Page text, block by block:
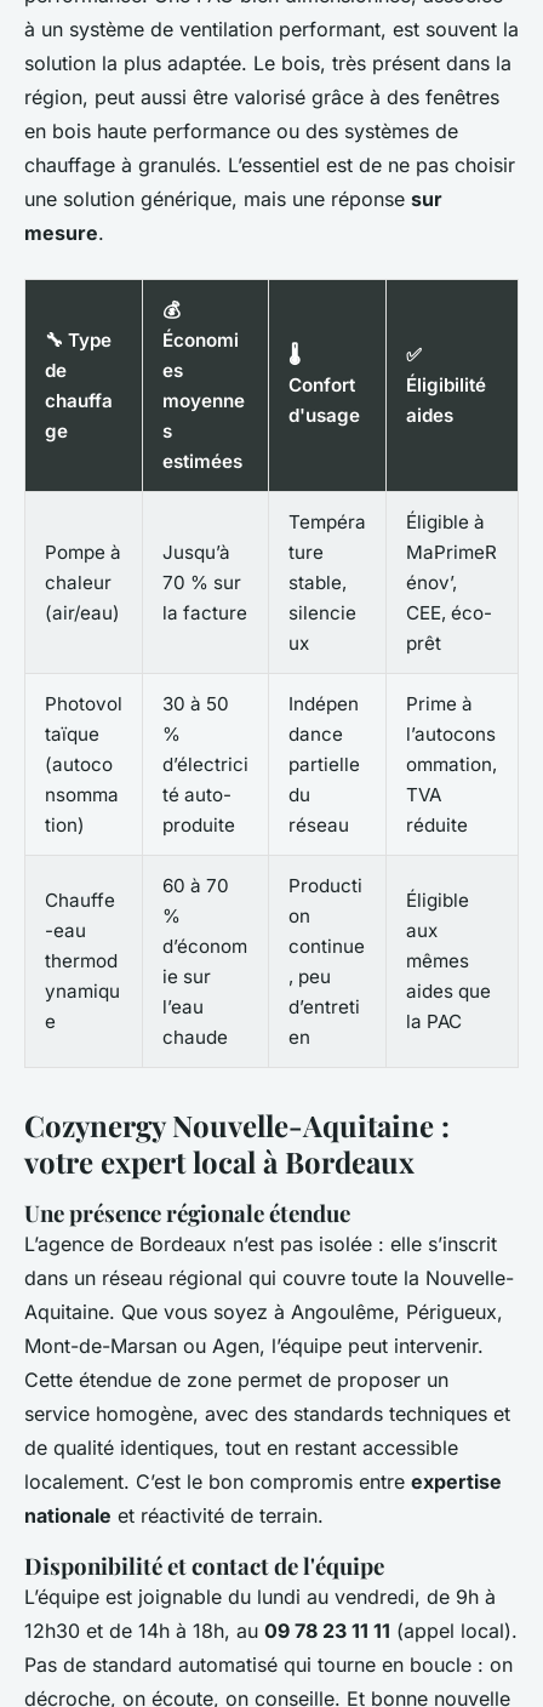
à un système de ventilation performant, est souvent la
solution la plus adaptée. Le bois, très présent dans la
région, peut aussi être valorisé grâce à des fenêtres
en bois haute performance ou des systèmes de
chauffage à granulés. L’essentiel est de ne pas choisir
une solution générique, mais une réponse sur
mesure.
🔧 Type
de
chauffa
ge
💰
Économi
es
moyenne
s
estimées
🌡️
Confort
d'usage
✅
Éligibilité
aides
Pompe à
chaleur
(air/eau)
Jusqu’à
70 % sur
la facture
Tempéra
ture
stable,
silencie
ux
Éligible à
MaPrimeR
énov’,
CEE, éco-
prêt
Photovol
taïque
(autoco
nsomma
tion)
30 à 50
%
d’électrici
té auto-
produite
Indépen
dance
partielle
du
réseau
Prime à
l’autocons
ommation,
TVA
réduite
Chauffe
-eau
thermod
ynamiqu
e
60 à 70
%
d’économ
ie sur
l’eau
chaude
Producti
on
continue
, peu
d’entreti
en
Éligible
aux
mêmes
aides que
la PAC
Cozynergy Nouvelle-Aquitaine :
votre expert local à Bordeaux
Une présence régionale étendue
L’agence de Bordeaux n’est pas isolée : elle s’inscrit
dans un réseau régional qui couvre toute la Nouvelle-
Aquitaine. Que vous soyez à Angoulême, Périgueux,
Mont-de-Marsan ou Agen, l’équipe peut intervenir.
Cette étendue de zone permet de proposer un
service homogène, avec des standards techniques et
de qualité identiques, tout en restant accessible
localement. C’est le bon compromis entre expertise
nationale et réactivité de terrain.
Disponibilité et contact de l'équipe
L’équipe est joignable du lundi au vendredi, de 9h à
12h30 et de 14h à 18h, au 09 78 23 11 11 (appel local).
Pas de standard automatisé qui tourne en boucle : on
décroche, on écoute, on conseille. Et bonne nouvelle